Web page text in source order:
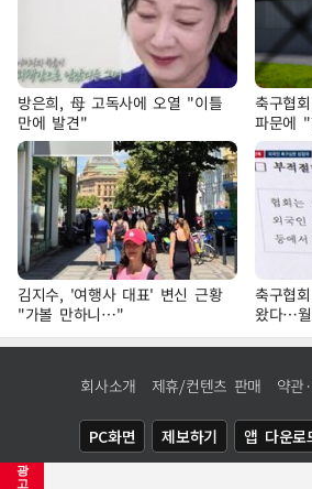
광
고
방은희, 母 고독사에 오열 "이틀
만에 발견"
축구협
파문에
김지수, '여행사 대표' 변신 근황
"가볼 만하니…"
축구협
왔다…
회사소개 제휴/컨텐츠 판매 약관
PC화면 제보하기 앱 다운로